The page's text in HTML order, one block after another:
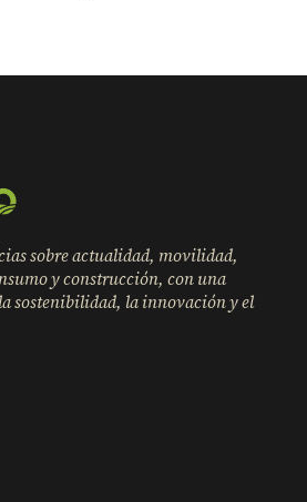
sobre actualidad, movilidad,
y construcción, con una
sostenibilidad, la innovación y el